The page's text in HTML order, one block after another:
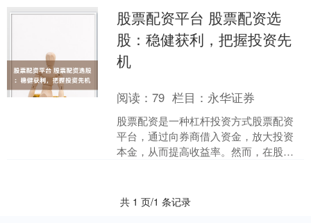
股票配资平台 股票配资选
股：稳健获利，把握投资先
机
阅读：79 栏目： 永华证券
股票配资是一种杠杆投资方式股票配资
平台，通过向券商借入资金，放大投资
本金，从而提高收益率。然而，在股票
共 1 页/1 条记录